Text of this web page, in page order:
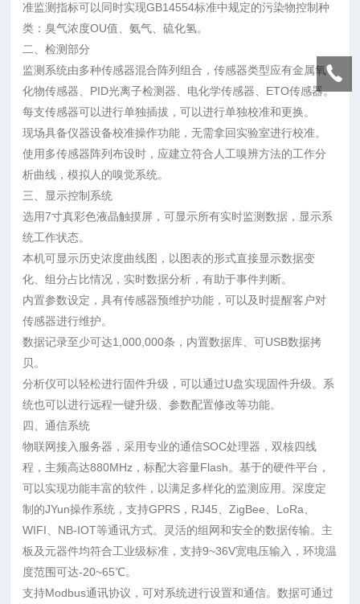
准监测指标可以同时实现GB14554标准中规定的污染物控制种
类：臭气浓度OU值、氨气、硫化氢。
二、检测部分
监测系统由多种传感器混合阵列组合，传感器类型应有金属氧
化物传感器、PID光离子检测器、电化学传感器、ETO传感器。
每支传感器可以进行单独插拔，可以进行单独校准和更换。
现场具备仪器设备校准操作功能，无需拿回实验室进行校准。
使用多传感器阵列布设时，应建立符合人工嗅辨方法的工作分
析曲线，模拟人的嗅觉系统。
三、显示控制系统
选用7寸真彩色液晶触摸屏，可显示所有实时监测数据，显示系
统工作状态。
本机可显示历史浓度曲线图，以图表的形式直接显示数据变
化、组分占比情况，实时数据分析，有助于事件判断。
内置参数设定，具有传感器预维护功能，可以及时提醒客户对
传感器进行维护。
数据记录至少可达1,000,000条，内置数据库、可USB数据拷
贝。
分析仪可以轻松进行固件升级，可以通过U盘实现固件升级。系
统也可以进行远程一键升级、参数配置修改等功能。
四、通信系统
物联网接入服务器，采用专业的通信SOC处理器，双核四线
程，主频高达880MHz，标配大容量Flash。基于的硬件平台，
可以实现功能丰富的软件，以满足多样化的监测应用。深度定
制的JYun操作系统，支持GPRS，RJ45、ZigBee、LoRa、
WIFI、NB-IOT等通讯方式。灵活的组网和安全的数据传输。主
板及元器件均符合工业级标准，支持9~36V宽电压输入，环境温
度范围可达-20~65℃。
支持Modbus通讯协议，可对系统进行设置和通信。数据可通过